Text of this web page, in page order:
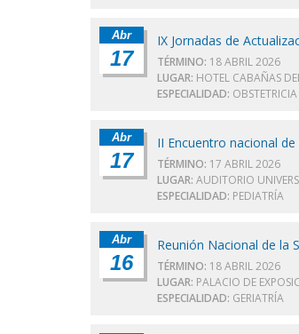
Abr
17
IX Jornadas de
TÉRMINO: 18 ABRIL 2026
LUGAR: HOTEL CABAÑAS
ESPECIALIDAD:
Abr
17
II Encuentro nacional
TÉRMINO: 17 ABRIL 2026
LUGAR: AUDITORIO
ESPECIALIDAD: PEDIATRÍA
Abr
16
Reunión Nacional de la
TÉRMINO: 18 ABRIL 2026
LUGAR: PALACIO DE
ESPECIALIDAD: GERIATRÍA